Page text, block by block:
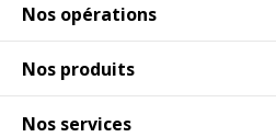
Nos opérations
Nos produits
Nos services